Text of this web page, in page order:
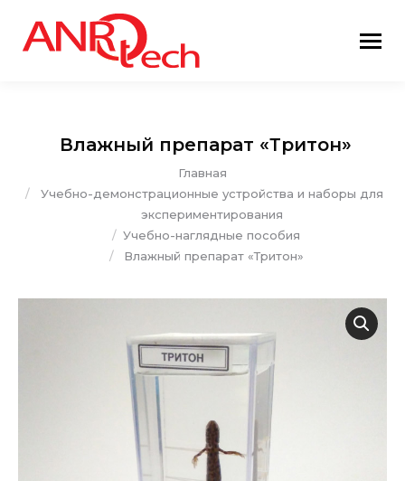
Влажный препарат «Тритон»
Главная
Учебно-демонстрационные устройства и наборы для
экспериментирования
Учебно-наглядные пособия
Влажный препарат «Тритон»